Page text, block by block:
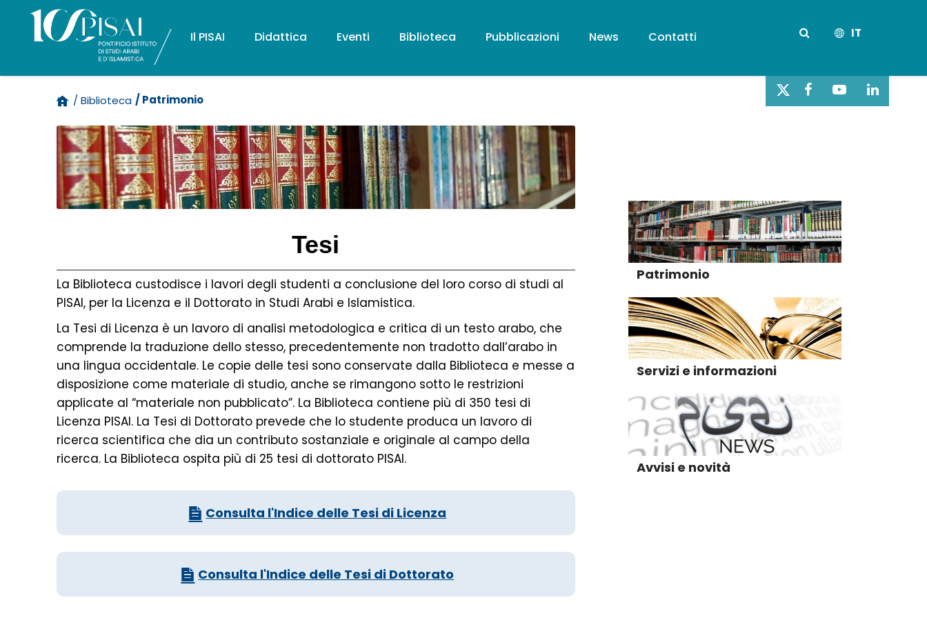
Il PISAI Didattica Eventi Biblioteca Pubblicazioni News Contatti IT
/ Biblioteca / Patrimonio
Tesi
La Biblioteca custodisce i lavori degli studenti a conclusione del loro corso di studi al
PISAI, per la Licenza e il Dottorato in Studi Arabi e Islamistica.
La Tesi di Licenza è un lavoro di analisi metodologica e critica di un testo arabo, che
comprende la traduzione dello stesso, precedentemente non tradotto dall’arabo in
una lingua occidentale. Le copie delle tesi sono conservate dalla Biblioteca e messe a
disposizione come materiale di studio, anche se rimangono sotto le restrizioni
applicate al “materiale non pubblicato”. La Biblioteca contiene più di 350 tesi di
Licenza PISAI. La Tesi di Dottorato prevede che lo studente produca un lavoro di
ricerca scientifica che dia un contributo sostanziale e originale al campo della
ricerca. La Biblioteca ospita più di 25 tesi di dottorato PISAI.
Consulta l'Indice delle Tesi di Licenza
Consulta l'Indice delle Tesi di Dottorato
Patrimonio
Servizi e informazioni
Avvisi e novità